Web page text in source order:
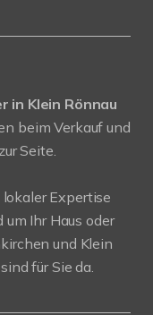
in Klein Rönnau
beim Verkauf und
Seite.
Expertise
Ihr Haus oder
und Klein
für Sie da.